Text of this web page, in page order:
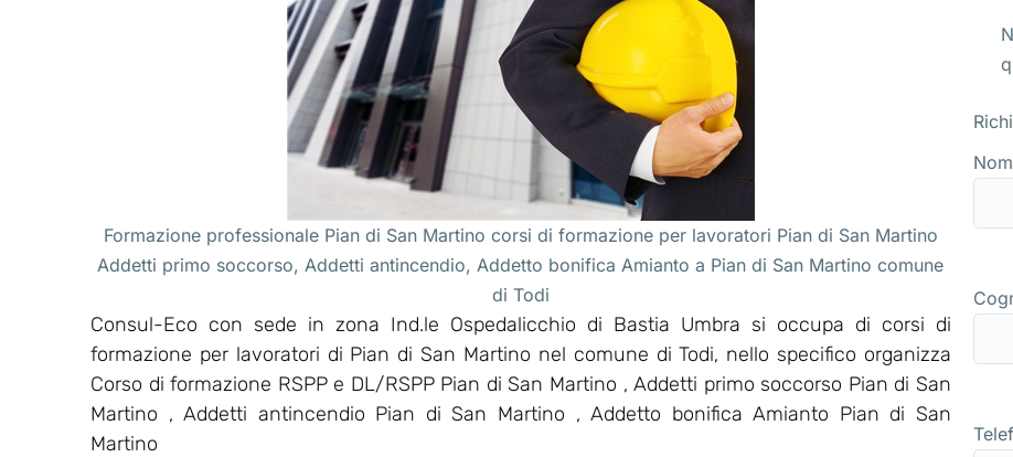
Formazione professionale Pian di San Martino corsi di formazione per lavoratori Pian di San Martino
Addetti primo soccorso, Addetti antincendio, Addetto bonifica Amianto a Pian di San Martino comune
di Todi
Consul-Eco con sede in zona Ind.le Ospedalicchio di Bastia Umbra si occupa di corsi di
formazione per lavoratori di Pian di San Martino nel comune di Todi, nello specifico organizza
Corso di formazione RSPP e DL/RSPP Pian di San Martino , Addetti primo soccorso Pian di San
Martino , Addetti antincendio Pian di San Martino , Addetto bonifica Amianto Pian di San
Martino